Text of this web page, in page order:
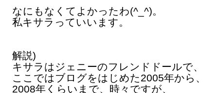
なにもなくてよかったわ(^_^)。
私キサラっていいます。
解説)
キサラはジェニーのフレンドドールで、
ここではブログをはじめた2005年から、
2008年くらいまで、時々ですが、